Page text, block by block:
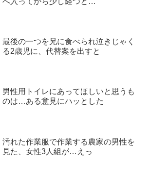
最後の一つを兄に食べられ泣きじゃく
る2歳児に、代替案を出すと
男性用トイレにあってほしいと思うも
のは…ある意見にハッとした
汚れた作業服で作業する農家の男性を
見た、女性3人組が…えっ